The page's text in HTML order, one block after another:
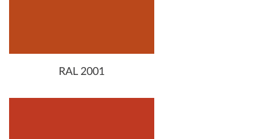
RAL 2001